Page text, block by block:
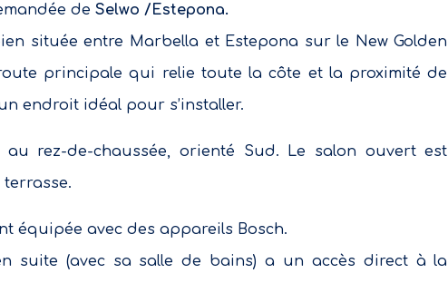
de Selwo /Estepona.
située entre Marbella et Estepona sur le New Golden
principale qui relie toute la côte et la proximité de
endroit idéal pour s’installer.
au rez-de-chaussée, orienté Sud. Le salon ouvert est
équipée avec des appareils Bosch.
suite (avec sa salle de bains) a un accès direct à la